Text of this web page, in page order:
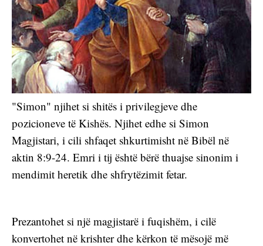
"Simon" njihet si shitës i privilegjeve dhe
pozicioneve të Kishës. Njihet edhe si Simon
Magjistari, i cili shfaqet shkurtimisht në Bibël në
aktin 8:9-24. Emri i tij është bërë thuajse sinonim i
mendimit heretik dhe shfrytëzimit fetar.
Prezantohet si një magjistarë i fuqishëm, i cilë
konvertohet në krishter dhe kërkon të mësojë më